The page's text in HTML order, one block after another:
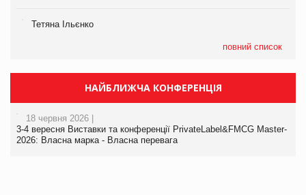
Тетяна Ільєнко
повний список
НАЙБЛИЖЧА КОНФЕРЕНЦІЯ
18 червня 2026 |
3-4 вересня Виставки та конференції PrivateLabel&FMCG Master-
2026: Власна марка - Власна перевага